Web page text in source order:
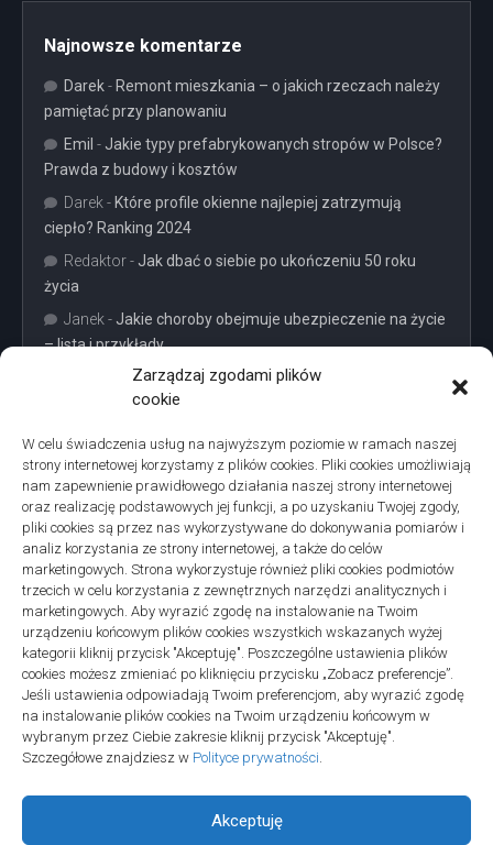
Zarządzaj zgodami plików
cookie
W celu świadczenia usług na najwyższym poziomie w ramach naszej
strony internetowej korzystamy z plików cookies. Pliki cookies umożliwiają
nam zapewnienie prawidłowego działania naszej strony internetowej
oraz realizację podstawowych jej funkcji, a po uzyskaniu Twojej zgody,
pliki cookies są przez nas wykorzystywane do dokonywania pomiarów i
analiz korzystania ze strony internetowej, a także do celów
marketingowych. Strona wykorzystuje również pliki cookies podmiotów
trzecich w celu korzystania z zewnętrznych narzędzi analitycznych i
marketingowych. Aby wyrazić zgodę na instalowanie na Twoim
urządzeniu końcowym plików cookies wszystkich wskazanych wyżej
kategorii kliknij przycisk "Akceptuję". Poszczególne ustawienia plików
cookies możesz zmieniać po kliknięciu przycisku „Zobacz preferencje”.
Jeśli ustawienia odpowiadają Twoim preferencjom, aby wyrazić zgodę
na instalowanie plików cookies na Twoim urządzeniu końcowym w
wybranym przez Ciebie zakresie kliknij przycisk "Akceptuję".
Szczegółowe znajdziesz w Polityce prywatności.
Akceptuję
Najnowsze komentarze
Darek- Remont mieszkania – o jakich rzeczach należy
pamiętać przy planowaniu
Emil - Jakie typy prefabrykowanych stropów w Polsce?
Prawda z budowy i kosztów
Darek - Które profile okienne najlepiej zatrzymują
ciepło? Ranking 2024
Redaktor- Jak dbać o siebie po ukończeniu 50 roku
życia
Janek - Jakie choroby obejmuje ubezpieczenie na życie
– lista i przykłady
Projekty domów Podkarpacie
linki z nap